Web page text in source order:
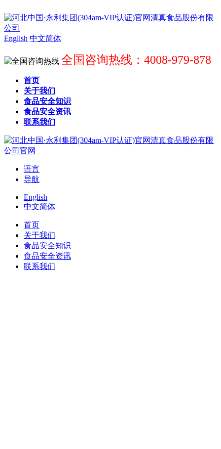
English 中文简体
全国咨询热线：4008-979-878
首页
关于我们
食品安全知识
食品安全资讯
联系我们
语言
导航
English
中文简体
首页
关于我们
食品安全知识
食品安全资讯
联系我们